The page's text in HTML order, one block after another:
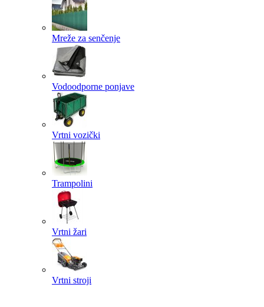
Mreže za senčenje
Vodoodporne ponjave
Vrtni vozički
Trampolini
Vrtni žari
Vrtni stroji